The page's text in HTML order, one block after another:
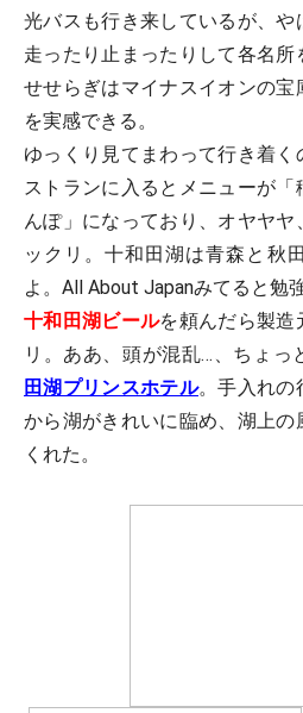
光バスも行き来しているが、や
走ったり止まったりして各名
せせらぎはマイナスイオンの
を実感できる。
ゆっくり見てまわって行き着
ストランに入るとメニューが
んぽ」になっており、オヤヤ
ックリ。十和田湖は青森と秋
よ。All About Japanみてると勉
十和田湖ビールを頼んだら製造
リ。ああ、頭が混乱…、ちょっ
田湖プリンスホテル。手入れの
から湖がきれいに臨め、湖上の
くれた。